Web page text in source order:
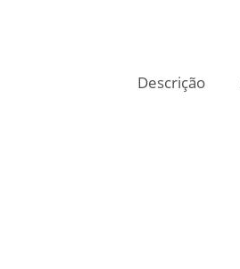
Descrição